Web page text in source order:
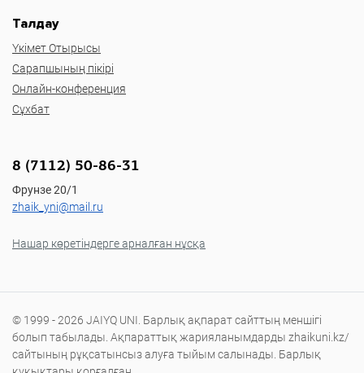
Талдау
Үкімет Отырысы
Сарапшының пікірі
Онлайн-конференция
Сұхбат
8 (7112) 50-86-31
Фрунзе 20/1
zhaik_yni@mail.ru
Нашар көретіндерге арналған нұсқа
© 1999 - 2026 JAIYQ UNI. Барлық ақпарат сайттың меншігі
болып табылады. Ақпараттық жарияланымдарды zhaikuni.kz/
сайтының рұқсатынсыз алуға тыйым салынады. Барлық